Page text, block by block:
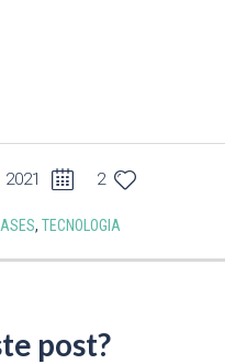
2
, TECNOLOGIA
post?